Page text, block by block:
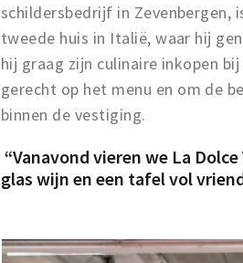
schildersbedrijf in Zevenbergen,
tweede huis in Italië, waar hij
hij graag zijn culinaire inkopen
gerecht op het menu en om de
binnen de vestiging.
“Vanavond vieren we La
glas wijn en een tafel vol